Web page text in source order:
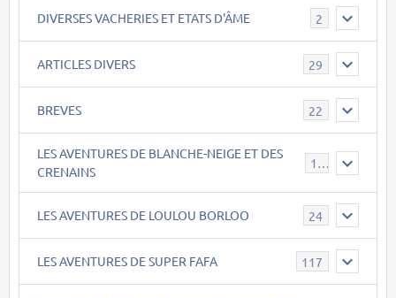
DIVERSES VACHERIES ET ETATS D'ÂME 2
ARTICLES DIVERS 29
BREVES 22
LES AVENTURES DE BLANCHE-NEIGE ET DES
CRENAINS
17
LES AVENTURES DE LOULOU BORLOO 24
LES AVENTURES DE SUPER FAFA 117